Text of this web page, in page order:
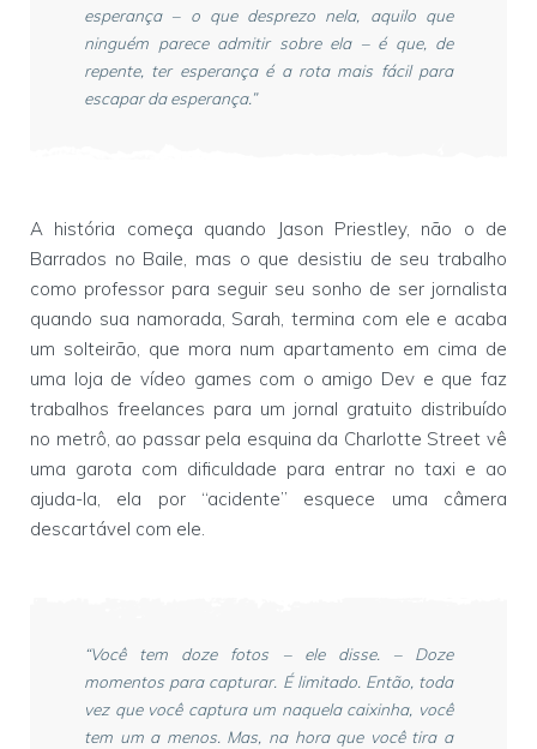
esperança – o que desprezo nela, aquilo que
ninguém parece admitir sobre ela – é que, de
repente, ter esperança é a rota mais fácil para
escapar da esperança.”
A história começa quando Jason Priestley, não o de
Barrados no Baile, mas o que desistiu de seu trabalho
como professor para seguir seu sonho de ser jornalista
quando sua namorada, Sarah, termina com ele e acaba
um solteirão, que mora num apartamento em cima de
uma loja de vídeo games com o amigo Dev e que faz
trabalhos freelances para um jornal gratuito distribuído
no metrô, ao passar pela esquina da Charlotte Street vê
uma garota com dificuldade para entrar no taxi e ao
ajuda-la, ela por “acidente” esquece uma câmera
descartável com ele.
“Você tem doze fotos – ele disse. – Doze
momentos para capturar. É limitado. Então, toda
vez que você captura um naquela caixinha, você
tem um a menos. Mas, na hora que você tira a